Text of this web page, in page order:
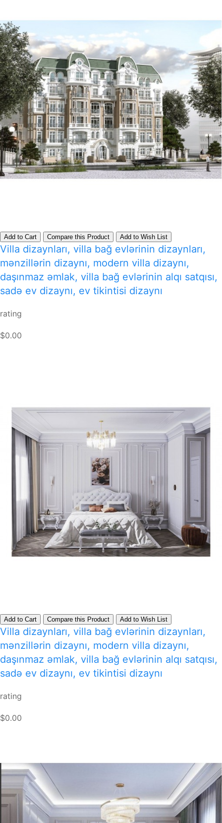
Add to Cart Compare this Product Add to Wish List
Villa dizaynları, villa bağ evlərinin dizaynları,
mənzillərin dizaynı, modern villa dizaynı,
daşınmaz əmlak, villa bağ evlərinin alqı satqısı,
sadə ev dizaynı, ev tikintisi dizaynı
rating
$0.00
Add to Cart Compare this Product Add to Wish List
Villa dizaynları, villa bağ evlərinin dizaynları,
mənzillərin dizaynı, modern villa dizaynı,
daşınmaz əmlak, villa bağ evlərinin alqı satqısı,
sadə ev dizaynı, ev tikintisi dizaynı
rating
$0.00